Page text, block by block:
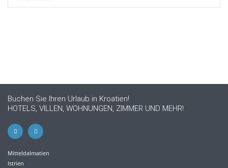
Buchen Sie Ihren Urlaub in Kroatien!
HOTELS, VILLEN, WOHNUNGEN, ZIMMER UND MEHR!
Mitteldalmatien
Istrien